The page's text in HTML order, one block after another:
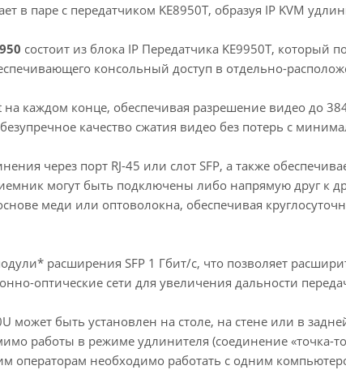
в паре с передатчиком KE8950T, образуя IP KVM
состоит из блока IP Передатчика KE9950T, который
консольный доступ в отдельно-
каждом конце, обеспечивая разрешение видео до
качество сжатия видео без потерь с
через порт RJ-45 или слот SFP, а также
могут быть подключены либо напрямую друг к
меди или оптоволокна, обеспечивая
расширения SFP 1 Гбит/с, что позволяет
оптические сети для увеличения дальности
быть установлен на столе, на стене или в
работы в режиме удлинителя (соединение «точка-
операторам необходимо работать с одним